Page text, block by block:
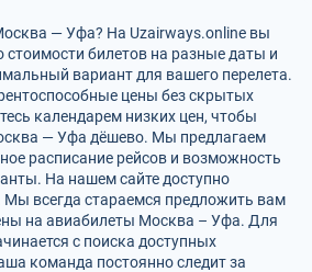
— Уфа? На Uzairways.online вы
билетов на разные даты и
вариант для вашего перелета.
цены без скрытых
календарем низких цен, чтобы
— Уфа дёшево. Мы предлагаем
расписание рейсов и возможность
На нашем сайте доступно
всегда стараемся предложить вам
на авиабилеты Москва – Уфа. Для
с поиска доступных
команда постоянно следит за